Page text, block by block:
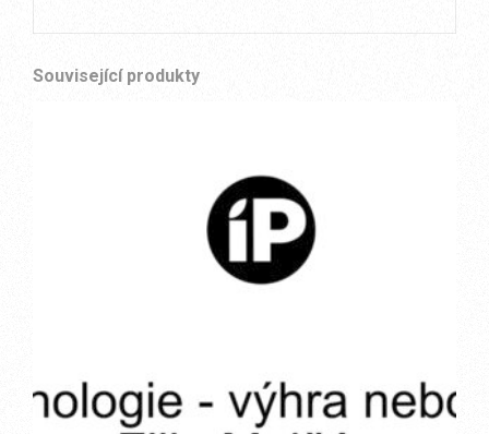
Související produkty